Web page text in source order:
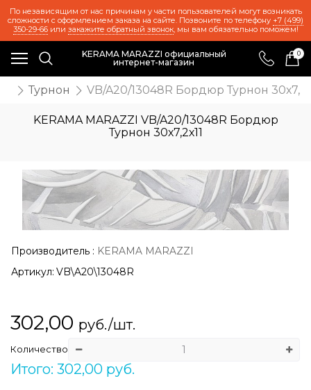
По независящим от нас причинам у части пользователей могут возникать
сложности с оформлением заказа на сайте. Позвоните по телефону +7 (499)
350-29-66или закажите обратный звонок, мы вам обязательно поможем!
KERAMA MARAZZI официальный
интернет-магазин
0
Турнон VB/A20/13048R Бордюр Турнон
KERAMA MARAZZI VB/A20/13048R Бордюр
Турнон 30х7,2х11
Производитель : KERAMA MARAZZI
Артикул: VB\A20\13048R
302,00 руб./шт.
Количество
Итого: 302,00 руб.